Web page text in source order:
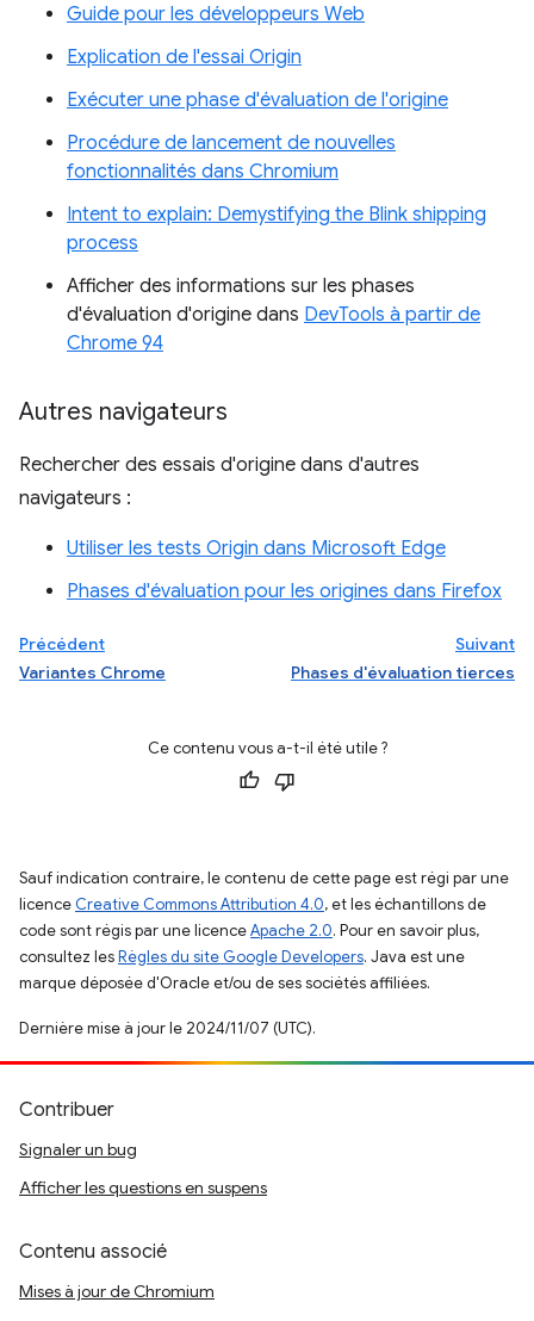
Guide pour les développeurs Web
Explication de l'essai Origin
Exécuter une phase d'évaluation de l'origine
Procédure de lancement de nouvelles
fonctionnalités dans Chromium
Intent to explain: Demystifying the Blink shipping
process
Afficher des informations sur les phases
d'évaluation d'origine dans DevTools à partir de
Chrome 94
Autres navigateurs
Rechercher des essais d'origine dans d'autres
navigateurs :
Utiliser les tests Origin dans Microsoft Edge
Phases d'évaluation pour les origines dans Firefox
Précédent
Variantes Chrome
Suivant
Phases d'évaluation tierces
Ce contenu vous a-t-il été utile ?
Sauf indication contraire, le contenu de cette page est régi par une
licence Creative Commons Attribution 4.0, et les échantillons de
code sont régis par une licenceApache 2.0. Pour en savoir plus,
consultez lesRègles du site Google Developers. Java est une
marque déposée d'Oracle et/ou de ses sociétés affiliées.
Dernière mise à jour le 2024/11/07 (UTC).
Contribuer
Signaler un bug
Afficher les questions en suspens
Contenu associé
Mises à jour de Chromium